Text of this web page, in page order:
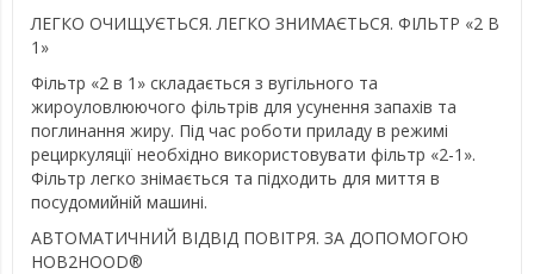
ЛЕГКО ОЧИЩУЄТЬСЯ. ЛЕГКО ЗНИМАЄТЬСЯ. ФІЛЬТР «2 В
1»
Фільтр «2 в 1» складається з вугільного та
жироуловлюючого фільтрів для усунення запахів та
поглинання жиру. Під час роботи приладу в режимі
рециркуляції необхідно використовувати фільтр «2-1».
Фільтр легко знімається та підходить для миття в
посудомийній машині.
АВТОМАТИЧНИЙ ВІДВІД ПОВІТРЯ. ЗА ДОПОМОГОЮ
HOB2HOOD®